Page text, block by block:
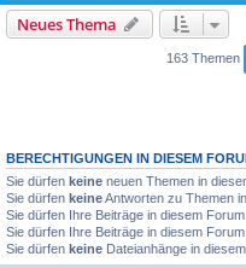
Neues Thema
163 Themen
BERECHTIGUNGEN IN DIESEM
Sie dürfen keine neuen Themen in
Sie dürfen keineAntworten zu Themen
Sie dürfen Ihre Beiträge in diesem Forum
Sie dürfen Ihre Beiträge in diesem Forum
Sie dürfen keine Dateianhänge in